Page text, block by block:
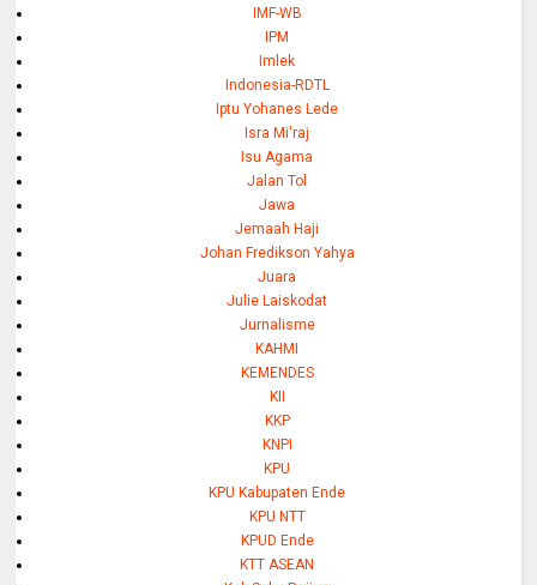
IMF-WB
IPM
Imlek
Indonesia-RDTL
Iptu Yohanes Lede
Isra Mi'raj
Isu Agama
Jalan Tol
Jawa
Jemaah Haji
Johan Fredikson Yahya
Juara
Julie Laiskodat
Jurnalisme
KAHMI
KEMENDES
KII
KKP
KNPI
KPU
KPU Kabupaten Ende
KPU NTT
KPUD Ende
KTT ASEAN